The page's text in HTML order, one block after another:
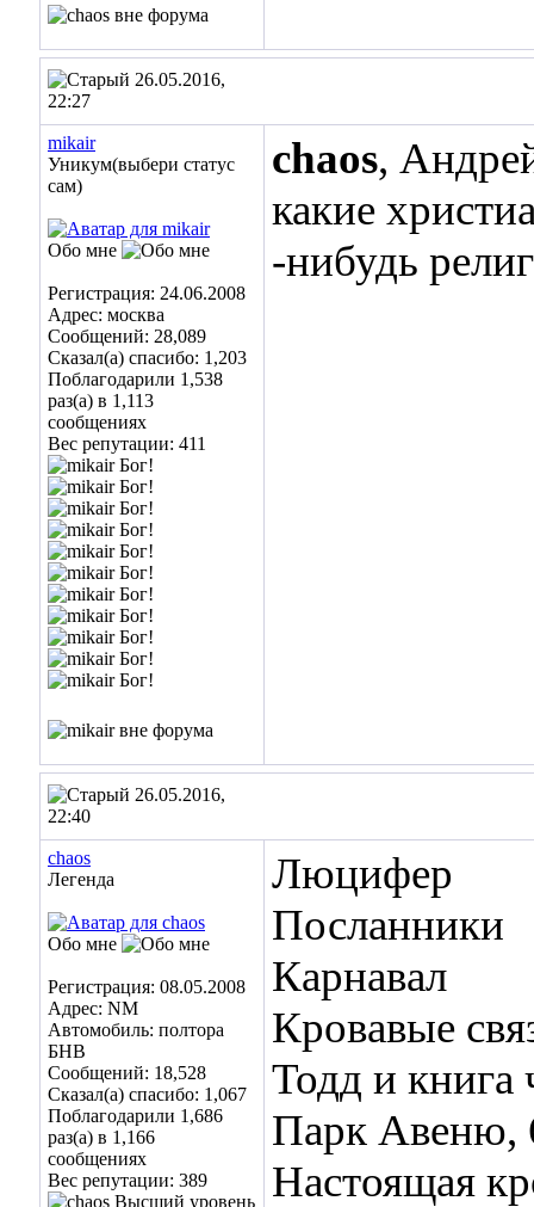
26.05.2016,
22:27
mikair
Уникум(выбери статус
сам)
Обо мне
Регистрация: 24.06.2008
Адрес: москва
Сообщений: 28,089
Сказал(а) спасибо: 1,203
Поблагодарили 1,538
раз(а) в 1,113
сообщениях
Вес репутации: 411
chaos,
какие
-нибудь
26.05.2016,
22:40
chaos
Легенда
Обо мне
Регистрация: 08.05.2008
Адрес: NM
Автомобиль: полтора
БНВ
Сообщений: 18,528
Сказал(а) спасибо: 1,067
Поблагодарили 1,686
раз(а) в 1,166
сообщениях
Вес репутации: 389
Люцифер
Посланники
Карнавал
Кровавые
Тодд и книга
Парк Авеню,
Настоящая